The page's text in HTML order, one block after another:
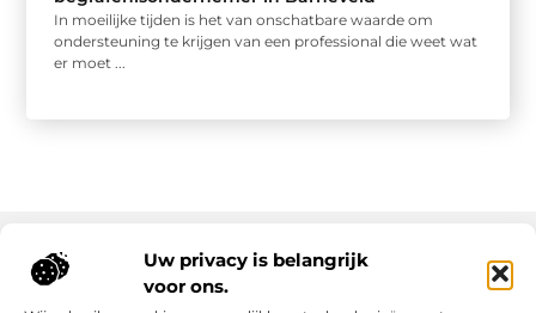
Uw privacy is belangrijk
voor ons.
In moeilijke tijden is het van onschatbare waarde om
ondersteuning te krijgen van een professional die weet wat
er moet ...
Onze informatie